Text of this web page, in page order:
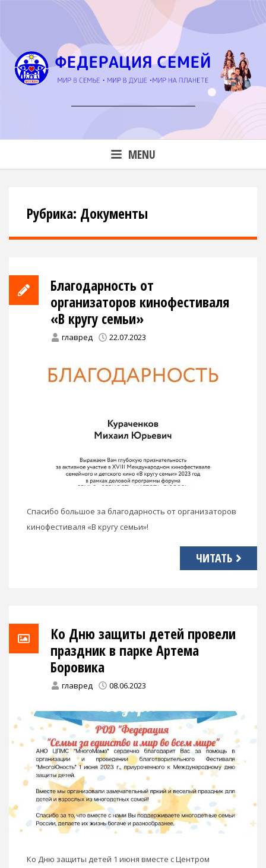
content
MENU
Рубрика: Документы
Благодарность от
организаторов кинофестиваля
«В кругу семьи»
главред 22.07.2023
Спасибо большое за благодарность от организаторов
кинофестиваля «В кругу семьи»!
ЧИТАТЬ
Ко Дню защиты детей провели
праздник в парке Артема
Боровика
главред 08.06.2023
Ко Дню защиты детей 1 июня вместе с Центром